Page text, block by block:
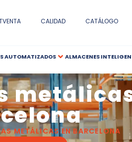
CALIDAD CATÁLOGO
AUTOMATIZADOS ALMACENES
METÁLICAS EN BARCELONA